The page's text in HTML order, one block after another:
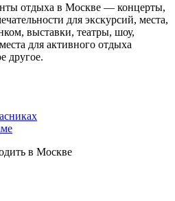
отдыха в Москве — концерты,
для экскурсий, места,
выставки, театры, шоу,
для активного отдыха
другое.
в Москве